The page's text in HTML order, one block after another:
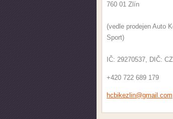
760 01 Zlín
(vedle prodejen Auto
Sport)
IČ: 29270537, DIČ:
+420 722 689 179
hcbikezl in@gmail .com